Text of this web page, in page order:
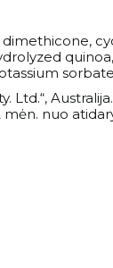
dimethicone,
Ltd.“, Australija.
mėn. nuo